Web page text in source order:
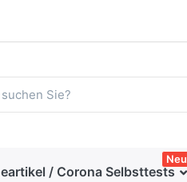
/ Corona Selbsttests
Neu